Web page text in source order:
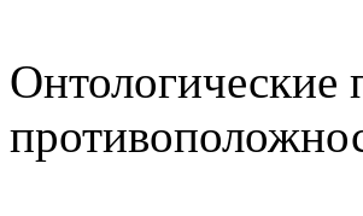
Онтологические